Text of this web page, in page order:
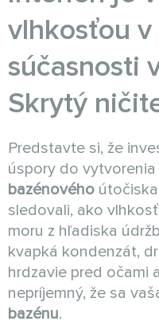
vlhkosťou
súčasnosti
Skrytý
Predstavte si, že
úspory do
bazénového
sledovali, ako
moru z hľadiska
kvapká kondenzát,
hrdzavie pred očami
nepríjemný, že sa
bazénu.